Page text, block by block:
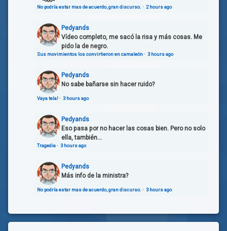
No podría estar mas de acuerdo, gran discurso. · 2 hours ago
Pedyands
Vídeo completo, me sacó la risa y más cosas. Me
pido la de negro.
Sus movimientos los convirtieron en camaleón· 3 hours ago
Pedyands
No sabe bañarse sin hacer ruido?
Vaya tela!· 3 hours ago
Pedyands
Eso pasa por no hacer las cosas bien. Pero no solo
ella, también...
Tragedia· 3 hours ago
Pedyands
Más info de la ministra?
No podría estar mas de acuerdo, gran discurso. · 3 hours ago